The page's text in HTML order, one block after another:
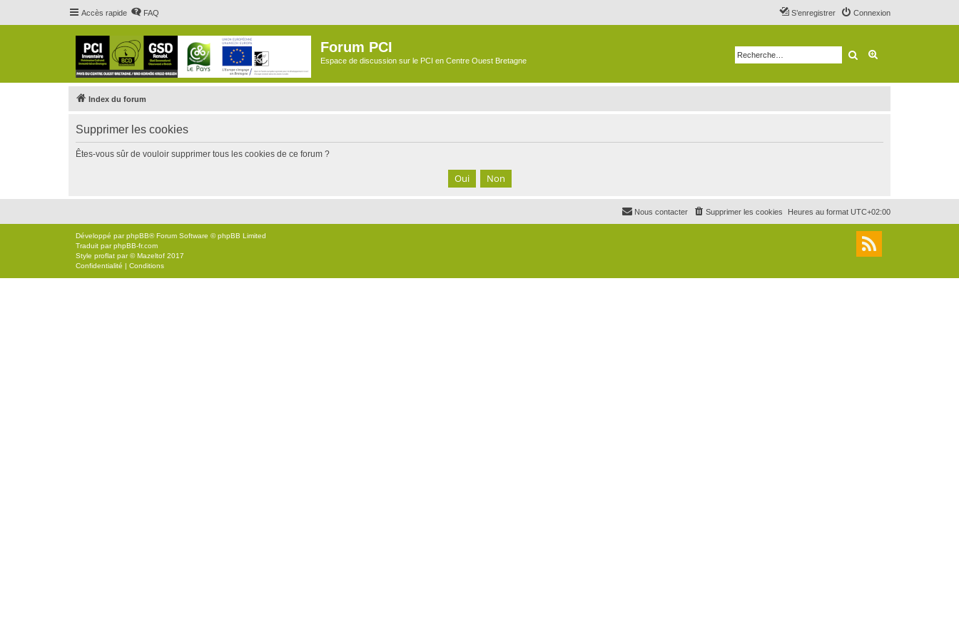
Accès rapide FAQ Connexion
S’enregistrer
Forum PCI
Espace de discussion sur le PCI en Centre Ouest Bretagne Rechercher
Index du forum
Supprimer les cookies
Êtes-vous sûr de vouloir supprimer tous les cookies de ce forum ?
Heures au format UTC+02:00
Supprimer les cookies
Nous contacter
Développé parphpBB® Forum Software © phpBB Limited
Traduit parphpBB-fr.com
Style proflat par ©Mazeltof 2017
Confidentialité | Conditions